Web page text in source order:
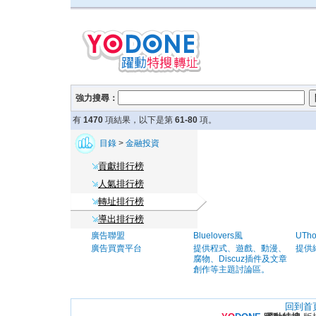
強力搜尋：
有 1470 項結果，以下是第 61-80 項。
目錄 > 金融投資
貢獻排行榜
人氣排行榜
轉址排行榜
導出排行榜
廣告聯盟
廣告買賣平台
Bluelovers風
提供程式、遊戲、動漫、
腐物、Discuz插件及文章
創作等主題討論區。
提供
回到首